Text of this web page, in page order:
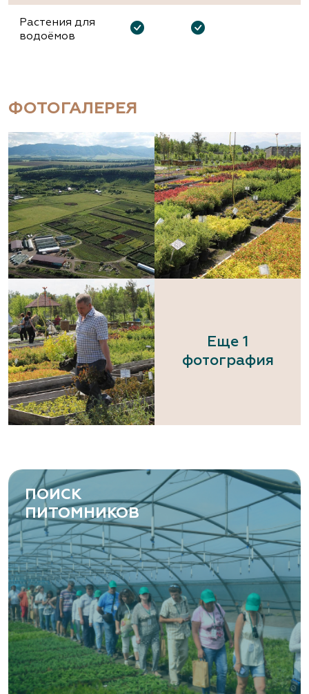
Растения для
водоёмов
ФОТОГАЛЕРЕЯ
Еще 1
фотография
ПОИСК
ПИТОМНИКОВ